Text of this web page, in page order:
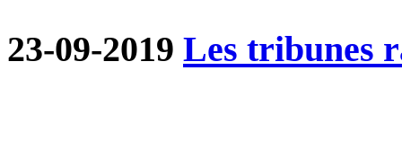
23-09-2019 Les tribunes